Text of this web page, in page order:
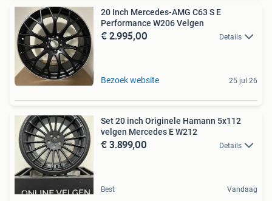
20 Inch Mercedes-AMG C63 S E
Performance W206 Velgen
€ 2.995,00 Details
Bezoek website 25 jul 26
Set 20 inch Originele Hamann 5x112
velgen Mercedes E W212
€ 3.899,00 Details
Best Vandaag